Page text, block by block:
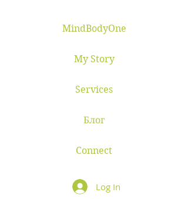
MindBodyOne
My Story
Services
Блог
Connect
Log In